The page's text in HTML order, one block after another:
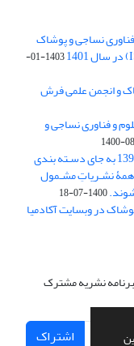
علمی علوم و فناوری نساجی و پوشاک
1403-01-
و انجمن علمی فرش
و فناوری نساجی و
1400-
از تاریخ ابلاغ آیین نامه 11/25685 مورخ 1398/02/09 به جای دسـته بندی
نشـریاتِ مشـمول
1400-07-18
در وبسایت آکادمیا
نشریه مشترک
اشتراک